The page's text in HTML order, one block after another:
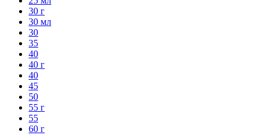
30 г
30 мл
30
35
40
40 г
40
45
50
55 г
55
60 г